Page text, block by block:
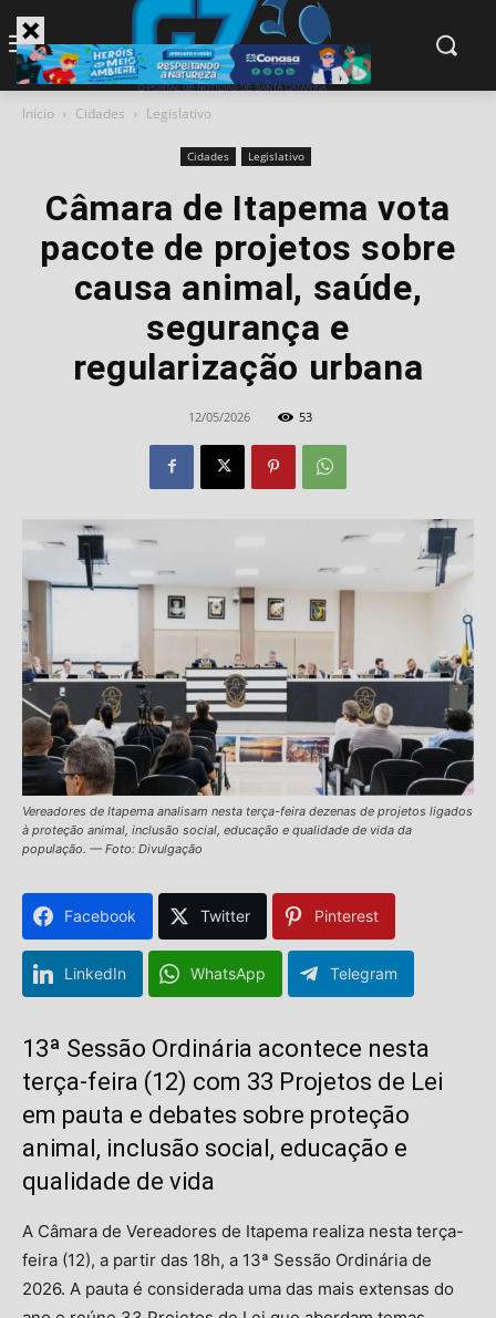
Início Cidades Legislativo
Cidades Legislativo
Câmara de Itapema vota
pacote de projetos sobre
causa animal, saúde,
segurança e
regularização urbana
12/05/2026 53
Vereadores de Itapema analisam nesta terça-feira dezenas de projetos ligados
à proteção animal, inclusão social, educação e qualidade de vida da
população. — Foto: Divulgação
Facebook Twitter Pinterest
LinkedIn WhatsApp Telegram
13ª Sessão Ordinária acontece nesta
terça-feira (12) com 33 Projetos de Lei
em pauta e debates sobre proteção
animal, inclusão social, educação e
qualidade de vida
A Câmara de Vereadores de Itapema realiza nesta terça-
feira (12), a partir das 18h, a 13ª Sessão Ordinária de
2026. A pauta é considerada uma das mais extensas do
modal-check